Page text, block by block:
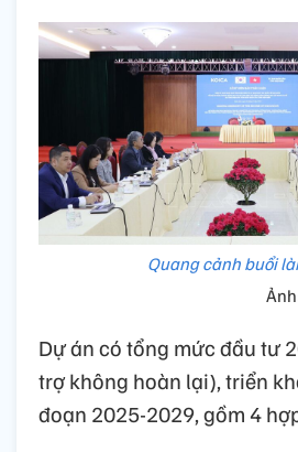
Quang cảnh buổi
Dự án có tổng mức đầu tư
trợ không hoàn lại), triển
đoạn 2025-2029, gồm 4